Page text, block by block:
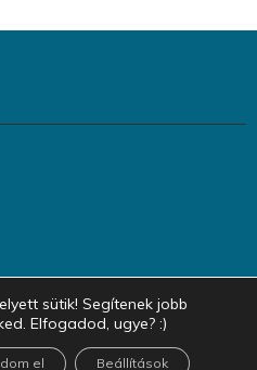
sütik! Segítenek jobb
Elfogadod, ugye? :)
el Beállítások